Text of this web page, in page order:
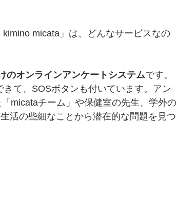
micata」は、どんなサービスなの
オンラインアンケートシステムです。
て、SOSボタンも付いています。アン
micataチーム」や保健室の先生、学外の
活の些細なことから潜在的な問題を見つ